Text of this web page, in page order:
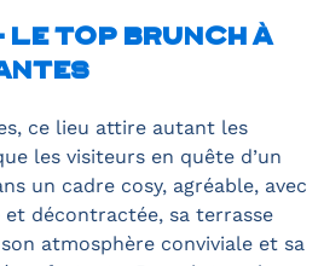
Le top brunch à
ce lieu attire autant les
les visiteurs en quête d’un
un cadre cosy, agréable, avec
et décontractée, sa terrasse
atmosphère conviviale et sa